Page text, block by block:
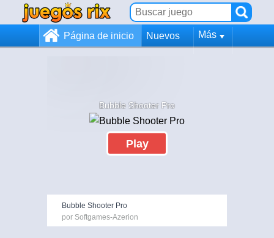
Página de inicio Nuevos Más
Bubble Shooter Pro
Play
Bubble Shooter Pro
por Softgames-Azerion